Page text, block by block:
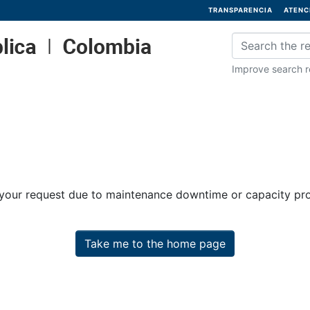
TRANSPARENCIA
Improve search
request due to maintenance downtime or capacity
Take me to the home page